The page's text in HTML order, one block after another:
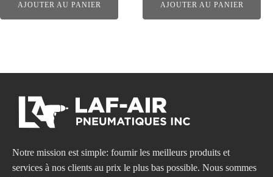
AJOUTER AU PANIER AJOUTER AU PANIER
Notre mission est simple: fournir les meilleurs produits et
services à nos clients au prix le plus bas possible. Nous sommes